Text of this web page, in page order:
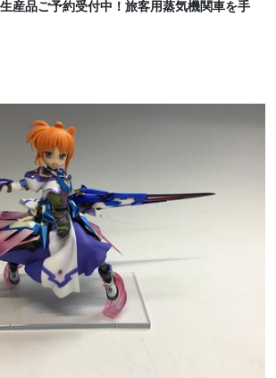
産品ご予約受付中！旅客用蒸気機関車を手